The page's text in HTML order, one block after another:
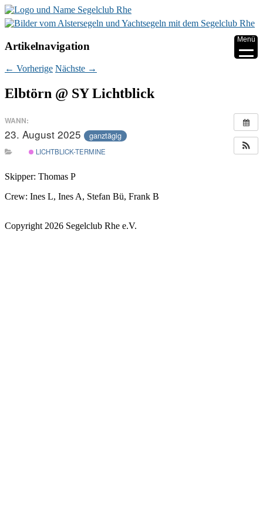
Artikelnavigation
← Vorherige Nächste →
Elbtörn @ SY Lichtblick
WANN:
23. August 2025 ganztägig
LICHTBLICK-TERMINE
Skipper: Thomas P
Crew: Ines L, Ines A, Stefan Bü, Frank B
Copyright 2026 Segelclub Rhe e.V.
Menü
▼